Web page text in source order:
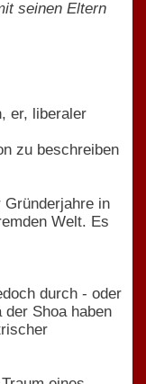
seinen Eltern
er, liberaler
zu beschreiben
in
Welt. Es
durch - oder
Shoa haben